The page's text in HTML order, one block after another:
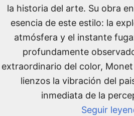
la historia del arte. Su obra
esencia de este estilo: la
atmósfera y el instante
profundamente
extraordinario del color,
lienzos la vibración del
inmediata de la
Seguir